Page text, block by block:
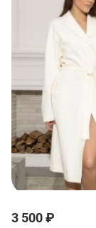
3 500 ₽